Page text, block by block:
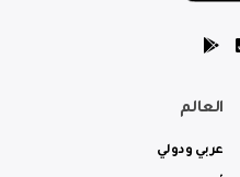
العالم
عربي ودولي